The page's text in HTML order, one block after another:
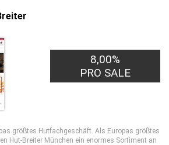
8,00%
PRO SALE
größtes Hutfachgeschäft. Als Europas größtes
Hut-Breiter München ein enormes Sortiment an